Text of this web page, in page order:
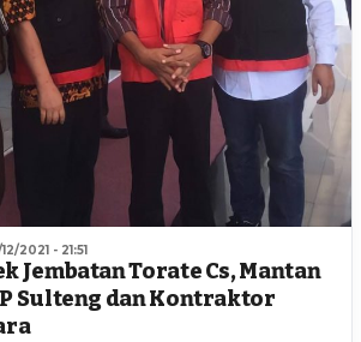
2021 - 21:51
Jembatan Torate Cs, Mantan
Sulteng dan Kontraktor